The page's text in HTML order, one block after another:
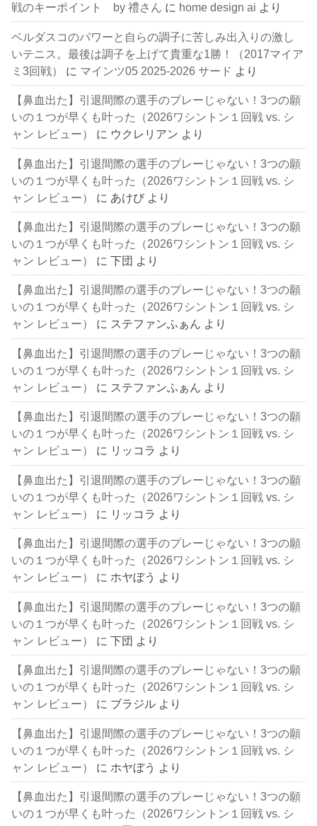
戦のキーポイント by 禮さん に home design ai より
ベルダスコのパワーと自らの調子に苦しみ出入りの激し
いテニス。最後は調子を上げて貴重な1勝！（2017マイア
ミ3回戦）
に マインツ05 2025-2026 サード より
【鼻血出た】引退間際の選手のプレーじゃない！3つの願
いの１つが早くも叶った（2026ワシントン１回戦 vs. シ
ャン レビュー）
に ウクレリアン より
【鼻血出た】引退間際の選手のプレーじゃない！3つの願
いの１つが早くも叶った（2026ワシントン１回戦 vs. シ
ャン レビュー）
に あけび より
【鼻血出た】引退間際の選手のプレーじゃない！3つの願
いの１つが早くも叶った（2026ワシントン１回戦 vs. シ
ャン レビュー）
に下団 より
【鼻血出た】引退間際の選手のプレーじゃない！3つの願
いの１つが早くも叶った（2026ワシントン１回戦 vs. シ
ャン レビュー）
に ステファンふぁん より
【鼻血出た】引退間際の選手のプレーじゃない！3つの願
いの１つが早くも叶った（2026ワシントン１回戦 vs. シ
ャン レビュー）
に ステファンふぁん より
【鼻血出た】引退間際の選手のプレーじゃない！3つの願
いの１つが早くも叶った（2026ワシントン１回戦 vs. シ
ャン レビュー）
に リッコラ より
【鼻血出た】引退間際の選手のプレーじゃない！3つの願
いの１つが早くも叶った（2026ワシントン１回戦 vs. シ
ャン レビュー）
に リッコラ より
【鼻血出た】引退間際の選手のプレーじゃない！3つの願
いの１つが早くも叶った（2026ワシントン１回戦 vs. シ
ャン レビュー）
に ホヤぼう より
【鼻血出た】引退間際の選手のプレーじゃない！3つの願
いの１つが早くも叶った（2026ワシントン１回戦 vs. シ
ャン レビュー）
に下団 より
【鼻血出た】引退間際の選手のプレーじゃない！3つの願
いの１つが早くも叶った（2026ワシントン１回戦 vs. シ
ャン レビュー）
に ブラジル より
【鼻血出た】引退間際の選手のプレーじゃない！3つの願
いの１つが早くも叶った（2026ワシントン１回戦 vs. シ
ャン レビュー）
に ホヤぼう より
【鼻血出た】引退間際の選手のプレーじゃない！3つの願
いの１つが早くも叶った（2026ワシントン１回戦 vs. シ